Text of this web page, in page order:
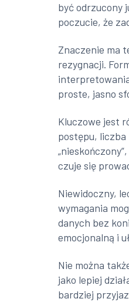
być odrzucony
poczucie, że
Znaczenie ma
rezygnacji.
proste, jasno
Kluczowe jest
postępu, liczba
czuje się
Niewidoczny,
wymagania
danych bez
emocjonalną i
Nie można
jako lepiej
bardziej